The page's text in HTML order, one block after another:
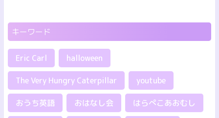
キーワード
Eric Carl halloween
The Very Hungry Caterpillar youtube
おうち英語 おはなし会 はらぺこあおむし